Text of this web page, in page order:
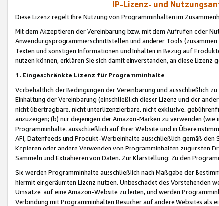
IP-Lizenz- und
Diese Lizenz regelt Ihre Nutzung von Programminhalten im
Mit dem Akzeptieren der Vereinbarung bzw. mit dem Aufrufen oder
Anwendungsprogrammierschnittstellen und anderer Tools (zusammen
Texten und sonstigen Informationen und Inhalten in Bezug auf
nutzen können, erklären Sie sich damit einverstanden, an diese Lizenz
1. Eingeschränkte Lizenz für Programminhalte
Vorbehaltlich der Bedingungen der Vereinbarung und ausschließlich
Einhaltung der Vereinbarung (einschließlich dieser Lizenz und der
nicht übertragbare, nicht unterlizenzierbare, nicht exklusive,
anzuzeigen; (b) nur diejenigen der Amazon-Marken zu verwenden
Programminhalte, ausschließlich auf Ihrer Website und in
API, Datenfeeds und Produkt-Werbeinhalte ausschließlich gemäß
Kopieren oder andere Verwenden von Programminhalten zugunsten
Sammeln und Extrahieren von Daten. Zur Klarstellung: Zu den
Sie werden Programminhalte ausschließlich nach Maßgabe der
hiermit eingeräumten Lizenz nutzen. Unbeschadet des Vorstehenden
Umsätze auf eine Amazon-Website zu leiten, und werden
Verbindung mit Programminhalten Besucher auf andere Websites als